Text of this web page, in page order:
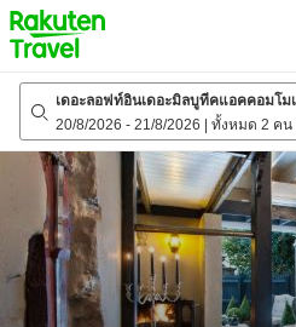
to
top
page
เดอะลอฟท์อินเดอะมิลบูทีคแอคคอมโม
20/8/2026 - 21/8/2026 ทั้งหมด 2 คน